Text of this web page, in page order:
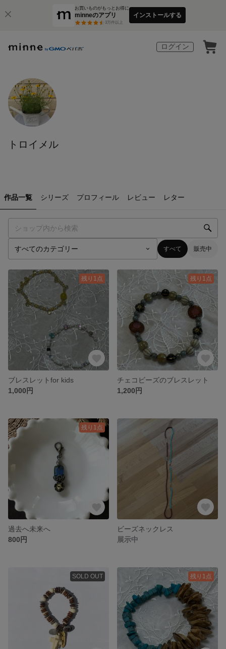
お買いものがもっとお得に
minneのアプリ
3万件以上
インストールする
ログイン
トロイメル
作品一覧 シリーズ プロフィール レビュー レター
すべて 販売中
残り1点
ブレスレットfor kids
1,000円
残り1点
チェコビーズのブレスレット
1,200円
残り1点
過去へ未来へ
800円
ビーズネックレス
展示中
SOLD OUT 残り1点